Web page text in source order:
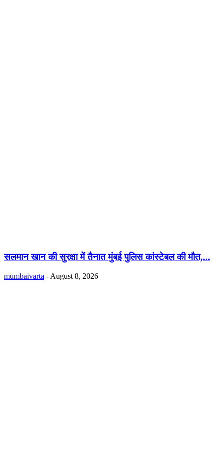
सलमान खान की सुरक्षा में तैनात मुंबई पुलिस कांस्टेबल की मौत,...
mumbaivarta - August 8, 2026